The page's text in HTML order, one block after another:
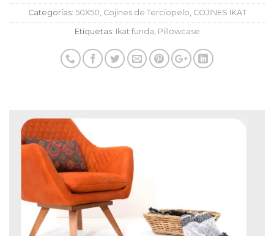
Categorías: 50X50 Cojines de Terciopelo COJINES IKAT
Etiquetas: Ikat funda Pillowcase